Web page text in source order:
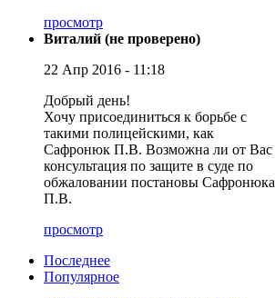
просмотр
Виталий (не проверено)
22 Апр 2016 - 11:18
Добрый день!
Хочу присоединиться к борьбе с
такими полицейскими, как
Сафронюк П.В. Возможна ли от Вас
консультация по защите в суде по
обжаловании постановы Сафронюка
П.В.
просмотр
Последнее
Популярное